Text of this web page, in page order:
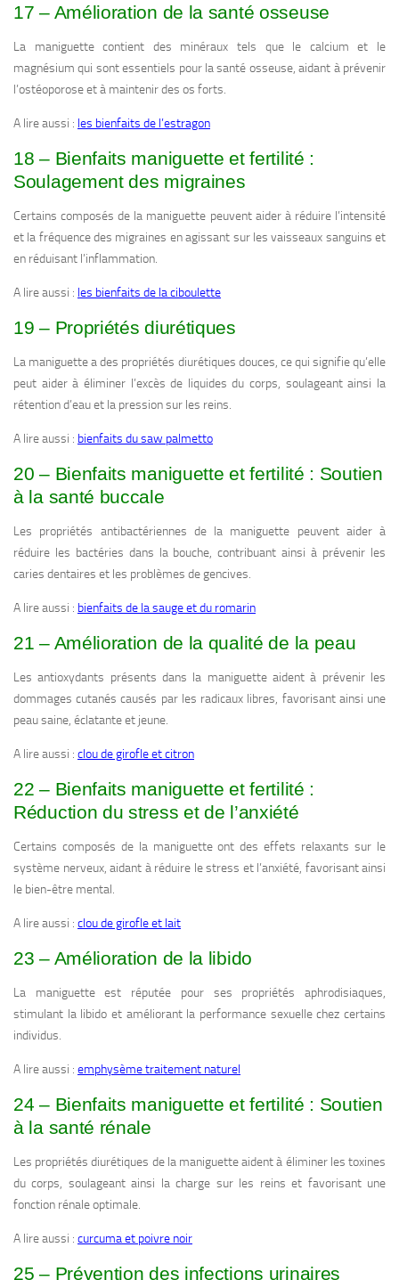
17 – Amélioration de la santé osseuse
La maniguette contient des minéraux tels que le calcium et le
magnésium qui sont essentiels pour la santé osseuse, aidant à prévenir
l’ostéoporose et à maintenir des os forts.
A lire aussi : les bienfaits de l’estragon
18 – Bienfaits maniguette et fertilité :
Soulagement des migraines
Certains composés de la maniguette peuvent aider à réduire l’intensité
et la fréquence des migraines en agissant sur les vaisseaux sanguins et
en réduisant l’inflammation.
A lire aussi : les bienfaits de la ciboulette
19 – Propriétés diurétiques
La maniguette a des propriétés diurétiques douces, ce qui signifie qu’elle
peut aider à éliminer l’excès de liquides du corps, soulageant ainsi la
rétention d’eau et la pression sur les reins.
A lire aussi : bienfaits du saw palmetto
20 – Bienfaits maniguette et fertilité : Soutien
à la santé buccale
Les propriétés antibactériennes de la maniguette peuvent aider à
réduire les bactéries dans la bouche, contribuant ainsi à prévenir les
caries dentaires et les problèmes de gencives.
A lire aussi : bienfaits de la sauge et du romarin
21 – Amélioration de la qualité de la peau
Les antioxydants présents dans la maniguette aident à prévenir les
dommages cutanés causés par les radicaux libres, favorisant ainsi une
peau saine, éclatante et jeune.
A lire aussi : clou de girofle et citron
22 – Bienfaits maniguette et fertilité :
Réduction du stress et de l’anxiété
Certains composés de la maniguette ont des effets relaxants sur le
système nerveux, aidant à réduire le stress et l’anxiété, favorisant ainsi
le bien-être mental.
A lire aussi : clou de girofle et lait
23 – Amélioration de la libido
La maniguette est réputée pour ses propriétés aphrodisiaques,
stimulant la libido et améliorant la performance sexuelle chez certains
individus.
A lire aussi : emphysème traitement naturel
24 – Bienfaits maniguette et fertilité : Soutien
à la santé rénale
Les propriétés diurétiques de la maniguette aident à éliminer les toxines
du corps, soulageant ainsi la charge sur les reins et favorisant une
fonction rénale optimale.
A lire aussi : curcuma et poivre noir
25 – Prévention des infections urinaires